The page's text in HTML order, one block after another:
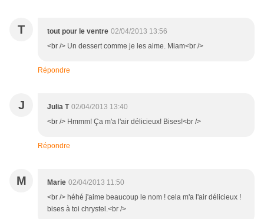
T tout pour le ventre 02/04/2013 13:56
<br /> Un dessert comme je les aime. Miam<br />
Répondre
J Julia T 02/04/2013 13:40
<br /> Hmmm! Ça m'a l'air délicieux! Bises!<br />
Répondre
M Marie 02/04/2013 11:50
<br /> héhé j'aime beaucoup le nom ! cela m'a l'air délicieux !
bises à toi chrystel.<br />